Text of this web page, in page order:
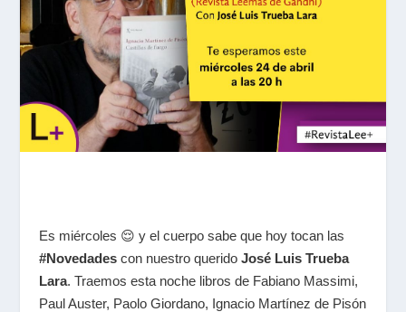
Es miércoles 😌 y el cuerpo sabe que hoy tocan las
#Novedadescon nuestro querido José Luis Trueba
Lara. Traemos esta noche libros de Fabiano Massimi,
Paul Auster, Paolo Giordano, Ignacio Martínez de Pisón